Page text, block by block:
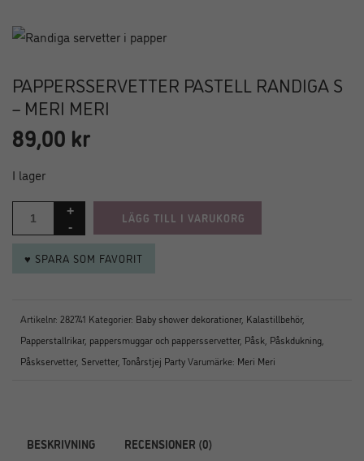
PAPPERSSERVETTER PASTELL RANDIGA S
– MERI MERI
89,00 kr
I lager
LÄGG TILL I VARUKORG
♥ SPARA SOM FAVORIT
Artikelnr: 282741 Kategorier: Baby shower dekorationer, Kalastillbehör,
Papperstallrikar, pappersmuggar och pappersservetter, Påsk Påskdukning
Påskservetter, Servetter, Tonårstjej PartyVarumärke: Meri Meri
BESKRIVNING RECENSIONER (0)